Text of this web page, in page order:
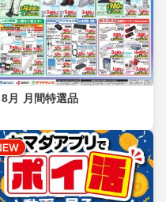
8月 月間特選品